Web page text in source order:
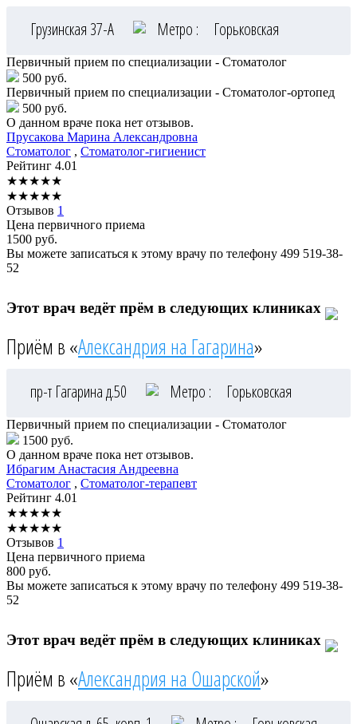
Грузинская 37-А Метро : Горьковская
Первичный прием по специализации - Стоматолог
500 руб.
Первичный прием по специализации - Стоматолог-ортопед
500 руб.
О данном враче пока нет отзывов.
Прусакова Марина Александровна
Стоматолог , Стоматолог-гигиенист
Рейтинг 4.01
★★★★★
★★★★★
Отзывов 1
Цена первичного приема
1500 руб.
Вы можете записаться к этому врачу по телефону 499 519-38-
52
Этот врач ведёт прём в следующих клиниках
Приём в «Александрия на Гагарина»
пр-т Гагарина д.50 Метро : Горьковская
Первичный прием по специализации - Стоматолог
1500 руб.
О данном враче пока нет отзывов.
Ибрагим Анастасия Андреевна
Стоматолог , Стоматолог-терапевт
Рейтинг 4.01
★★★★★
★★★★★
Отзывов 1
Цена первичного приема
800 руб.
Вы можете записаться к этому врачу по телефону 499 519-38-
52
Этот врач ведёт прём в следующих клиниках
Приём в «Александрия на Ошарской»